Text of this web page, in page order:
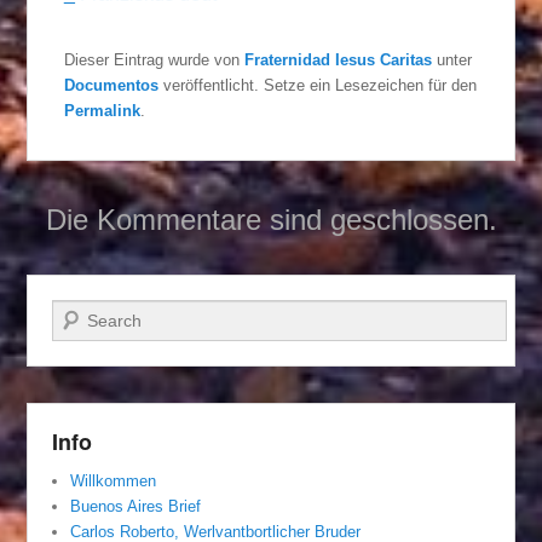
Dieser Eintrag wurde vonFraternidad Iesus Caritas unter
Documentos veröffentlicht. Setze ein Lesezeichen für den
Permalink
Die Kommentare sind geschlossen.
Suchen
Info
Willkommen
Buenos Aires Brief
Carlos Roberto, Werlvantbortlicher Bruder